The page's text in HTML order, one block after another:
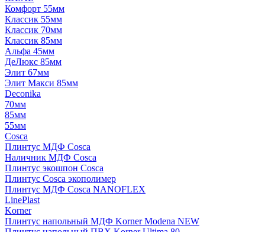
Комфорт 55мм
Классик 55мм
Классик 70мм
Классик 85мм
Альфа 45мм
ДеЛюкс 85мм
Элит 67мм
Элит Макси 85мм
Deconika
70мм
85мм
55мм
Cosca
Плинтус МДФ Cosca
Наличник МДФ Cosca
Плинтус экошпон Cosca
Плинтус Cosca экополимер
Плинтус МДФ Cosca NANOFLEX
LinePlast
Korner
Плинтус напольный МДФ Korner Modena NEW